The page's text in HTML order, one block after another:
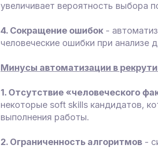
увеличивает вероятность выбора
4. Сокращение ошибок -
человеческие ошибки при анализе
Минусы автоматизации в
1. Отсутствие «человеческого
некоторые soft skills кандидатов,
выполнения работы.
2. Ограниченность алгоритмов -